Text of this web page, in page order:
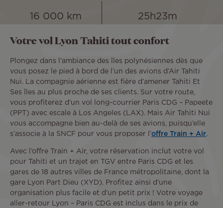
16 000 km 25h23m
Votre vol Lyon Tahiti tout confort
Plongez dans l’ambiance des îles polynésiennes dès que
vous posez le pied à bord de l’un des avions d’Air Tahiti
Nui. La compagnie aérienne est fière d’amener Tahiti Et
Ses îles au plus proche de ses clients. Sur votre route,
vous profiterez d’un vol long-courrier Paris CDG – Papeete
(PPT) avec escale à Los Angeles (LAX). Mais Air Tahiti Nui
vous accompagne bien au-delà de ses avions, puisqu’elle
s’associe à la SNCF pour vous proposer l’offre Train + Air.
Avec l’offre Train + Air, votre réservation inclut votre vol
pour Tahiti et un trajet en TGV entre Paris CDG et les
gares de 18 autres villes de France métropolitaine, dont la
gare Lyon Part Dieu (XYD). Profitez ainsi d’une
organisation plus facile et d’un petit prix ! Votre voyage
aller-retour Lyon – Paris CDG est inclus dans le prix de